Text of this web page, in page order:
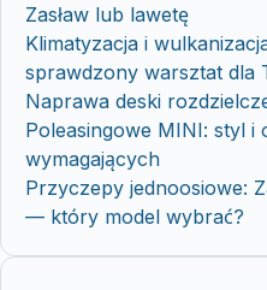
Zasław lub lawetę
Klimatyzacja i
sprawdzony warsztat dla
Naprawa deski
Poleasingowe MINI: styl i
wymagających
Przyczepy jednoosiowe:
— który model wybrać?